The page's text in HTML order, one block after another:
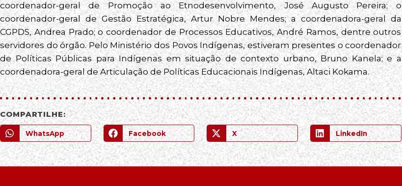
coordenador-geral de Promoção ao Etnodesenvolvimento, José Augusto Pereira; o
coordenador-geral de Gestão Estratégica, Artur Nobre Mendes; a coordenadora-geral da
CGPDS, Andrea Prado; o coordenador de Processos Educativos, André Ramos, dentre outros
servidores do órgão. Pelo Ministério dos Povos Indígenas, estiveram presentes o coordenador
de Políticas Públicas para Indígenas em situação de contexto urbano, Bruno Kanela; e a
coordenadora-geral de Articulação de Políticas Educacionais Indígenas, Altaci Kokama.
COMPARTILHE:
WhatsApp Facebook X LinkedIn